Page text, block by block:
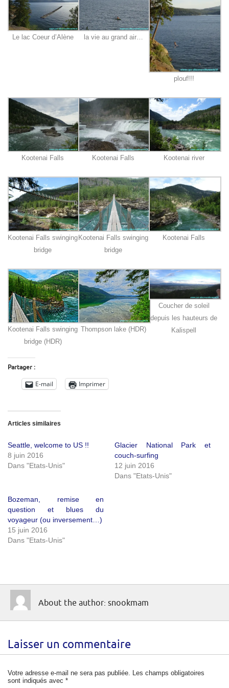
Le lac Coeur d’Alène la vie au grand air…
plouf!!!
Kootenai Falls Kootenai Falls Kootenai river
Kootenai Falls swinging
bridge
Kootenai Falls swinging
bridge
Kootenai Falls
Kootenai Falls swinging
bridge (HDR)
Thompson lake (HDR)
Coucher de soleil
depuis les hauteurs de
Kalispell
Partager :
E-mail Imprimer
Articles similaires
Seattle, welcome to US !!
8 juin 2016
Dans "Etats-Unis"
Glacier National Park et
couch-surfing
12 juin 2016
Dans "Etats-Unis"
Bozeman, remise en
question et blues du
voyageur (ou inversement…)
15 juin 2016
Dans "Etats-Unis"
About the author: snookmam
Laisser un commentaire
Votre adresse e-mail ne sera pas publiée.
Les champs obligatoires
sont indiqués avec *